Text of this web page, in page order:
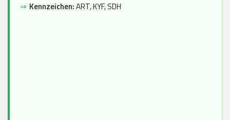
⇒ Kennzeichen:ART, KYF, SDH